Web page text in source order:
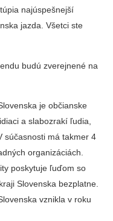
najúspešnejší
jazda. Všetci ste
budú zverejnené na
je občianske
a slabozrakí ľudia,
súčasnosti má takmer 4
organizáciách.
poskytuje ľuďom so
Slovenska bezplatne.
vznikla v roku